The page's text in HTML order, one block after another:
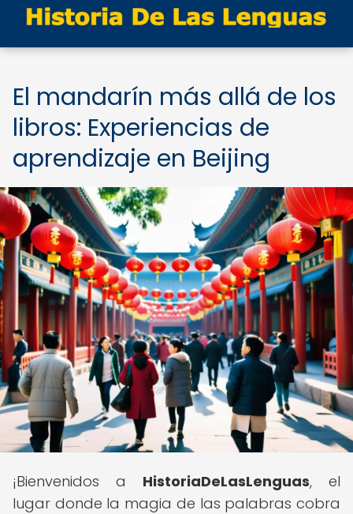
El mandarín más allá de los
libros: Experiencias de
aprendizaje en Beijing
¡Bienvenidos a HistoriaDeLasLenguas, el
lugar donde la magia de las palabras cobra